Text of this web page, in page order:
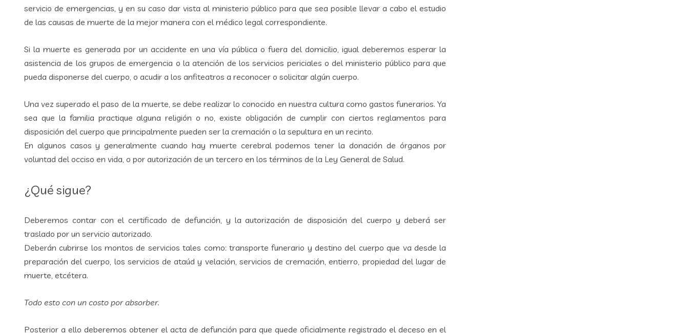
servicio de emergencias, y en su caso dar vista al ministerio público para que sea posible llevar a cabo el estudio
de las causas de muerte de la mejor manera con el médico legal correspondiente.
Si la muerte es generada por un accidente en una vía pública o fuera del domicilio, igual deberemos esperar la
asistencia de los grupos de emergencia o la atención de los servicios periciales o del ministerio público para que
pueda disponerse del cuerpo, o acudir a los anfiteatros a reconocer o solicitar algún cuerpo.
Una vez superado el paso de la muerte, se debe realizar lo conocido en nuestra cultura como gastos funerarios. Ya
sea que la familia practique alguna religión o no, existe obligación de cumplir con ciertos reglamentos para
disposición del cuerpo que principalmente pueden ser la cremación o la sepultura en un recinto.
En algunos casos y generalmente cuando hay muerte cerebral podemos tener la donación de órganos por
voluntad del occiso en vida, o por autorización de un tercero en los términos de la Ley General de Salud.
¿Qué sigue?
Deberemos contar con el certificado de defunción, y la autorización de disposición del cuerpo y deberá ser
traslado por un servicio autorizado.
Deberán cubrirse los montos de servicios tales como: transporte funerario y destino del cuerpo que va desde la
preparación del cuerpo, los servicios de ataúd y velación, servicios de cremación, entierro, propiedad del lugar de
muerte, etcétera.
Todo esto con un costo por absorber.
Posterior a ello deberemos obtener el acta de defunción para que quede oficialmente registrado el deceso en el